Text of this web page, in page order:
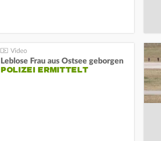
Leblose Frau aus Ostsee geborgen
POLIZEI ERMITTELT